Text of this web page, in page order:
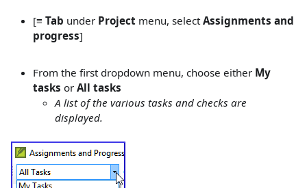
[≡ Tab under Project menu, selectAssignments and
progress]
From the first dropdown menu, choose either My
tasks or All tasks
A list of the various tasks and checks are
displayed.